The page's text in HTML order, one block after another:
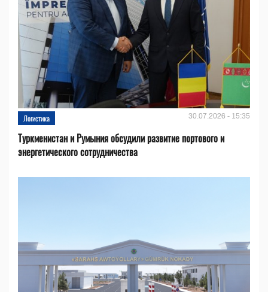
Логистика 30.07.2026 - 15:35
Туркменистан и Румыния обсудили развитие портового и
энергетического сотрудничества